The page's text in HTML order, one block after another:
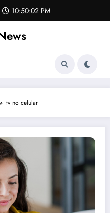
10:50:02 PM
tv no celular